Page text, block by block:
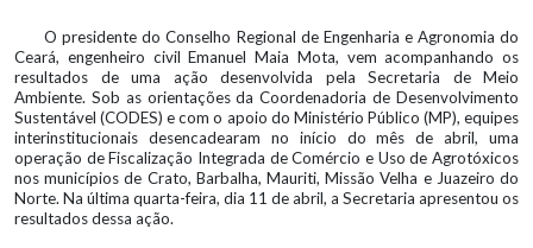
O presidente do Conselho Regional de Engenharia e Agronomia do
Ceará, engenheiro civil Emanuel Maia Mota, vem acompanhando os
resultados de uma ação desenvolvida pela Secretaria de Meio
Ambiente. Sob as orientações da Coordenadoria de Desenvolvimento
Sustentável (CODES) e com o apoio do Ministério Público (MP), equipes
interinstitucionais desencadearam no início do mês de abril, uma
operação de Fiscalização Integrada de Comércio e Uso de Agrotóxicos
nos municípios de Crato, Barbalha, Mauriti, Missão Velha e Juazeiro do
Norte. Na última quarta-feira, dia 11 de abril, a Secretaria apresentou os
resultados dessa ação.